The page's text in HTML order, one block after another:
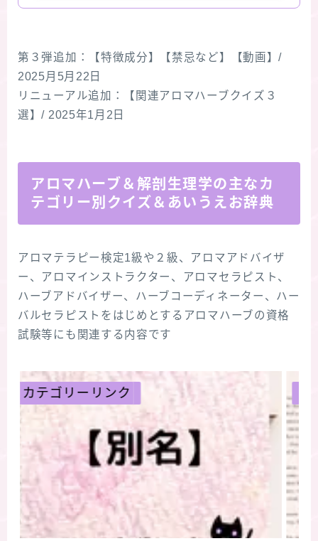
第３弾追加：【特徴成分】【禁忌など】【動画】/
2025月5月22日
リニューアル追加：【関連アロマハーブクイズ３
選】/ 2025年1月2日
アロマハーブ＆解剖生理学の主なカ
テゴリー別クイズ＆あいうえお辞典
アロマテラピー検定1級や２級、アロマアドバイザ
ー、アロマインストラクター、アロマセラピスト、
ハーブアドバイザー、ハーブコーディネーター、ハー
バルセラピストをはじめとするアロマハーブの資格
試験等にも関連する内容です
カテゴリーリンク